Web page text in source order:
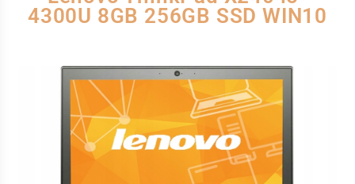
4300U 8GB 256GB SSD WIN10